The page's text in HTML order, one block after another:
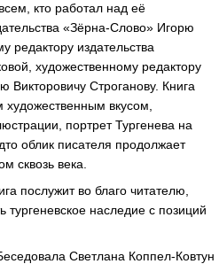
кто работал над её
«Зёрна-Слово» Игорю
редактору издательства
художественному редактору
Викторовичу Строганову. Книга
вкусом,
портрет Тургенева на
облик писателя продолжает
сквозь века.
послужит во благо читателю,
наследие с позиций
Светлана Коппел-Ковтун